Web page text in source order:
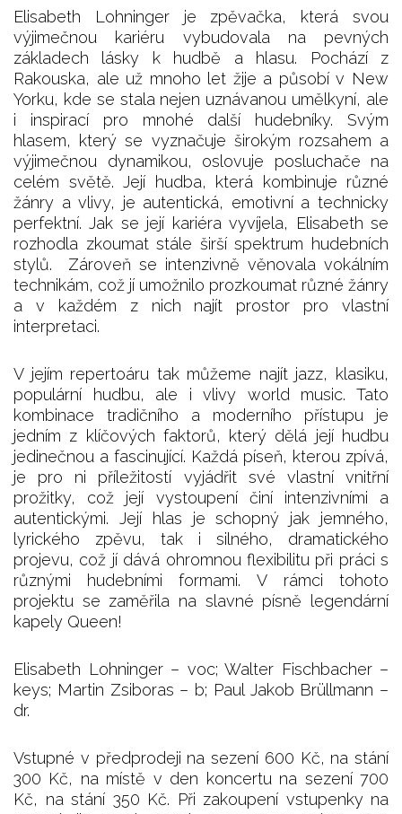
Elisabeth Lohninger je zpěvačka, která svou
výjimečnou kariéru vybudovala na pevných
základech lásky k hudbě a hlasu. Pochází z
Rakouska, ale už mnoho let žije a působí v New
Yorku, kde se stala nejen uznávanou umělkyní, ale
i inspirací pro mnohé další hudebníky. Svým
hlasem, který se vyznačuje širokým rozsahem a
výjimečnou dynamikou, oslovuje posluchače na
celém světě. Její hudba, která kombinuje různé
žánry a vlivy, je autentická, emotivní a technicky
perfektní. Jak se její kariéra vyvíjela, Elisabeth se
rozhodla zkoumat stále širší spektrum hudebních
stylů. Zároveň se intenzivně věnovala vokálním
technikám, což jí umožnilo prozkoumat různé žánry
a v každém z nich najít prostor pro vlastní
interpretaci.
V jejím repertoáru tak můžeme najít jazz, klasiku,
populární hudbu, ale i vlivy world music. Tato
kombinace tradičního a moderního přístupu je
jedním z klíčových faktorů, který dělá její hudbu
jedinečnou a fascinující. Každá píseň, kterou zpívá,
je pro ni příležitostí vyjádřit své vlastní vnitřní
prožitky, což její vystoupení činí intenzivními a
autentickými. Její hlas je schopný jak jemného,
lyrického zpěvu, tak i silného, dramatického
projevu, což jí dává ohromnou flexibilitu při práci s
různými hudebními formami. V rámci tohoto
projektu se zaměřila na slavné písně legendární
kapely Queen!
Elisabeth Lohninger – voc; Walter Fischbacher –
keys; Martin Zsiboras – b; Paul Jakob Brüllmann –
dr.
Vstupné v předprodeji na sezení 600 Kč, na stání
300 Kč, na místě v den koncertu na sezení 700
Kč, na stání 350 Kč. Při zakoupení vstupenky na